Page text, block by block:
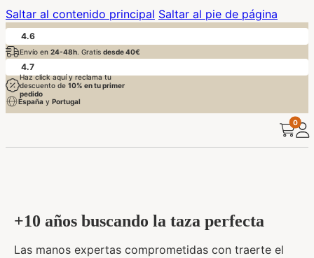
Saltar al contenido principal Saltar al pie de página
4.6
Envío en 24-48h. Gratis desde 40€
4.7
Haz click aquí y reclama tu
descuento de 10% en tu primer
pedido
España y Portugal
0
+10 años buscando la taza perfecta
Las manos expertas comprometidas con traerte el